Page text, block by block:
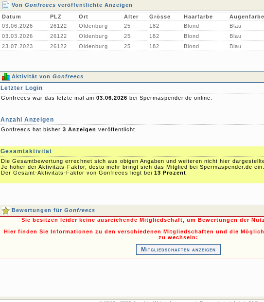
Von Gonfreecs veröffentlichte Anzeigen
Datum PLZ Ort Alter Grösse Haarfarbe Augenfarbe
03.06.2026
26122 Oldenburg 25 182 Blond Blau
03.03.2026
26122 Oldenburg 25 182 Blond Blau
23.07.2023
26122 Oldenburg 25 182 Blond Blau
Aktivität von Gonfreecs
Letzter Login
Gonfreecs war das letzte mal am 03.06.2026 bei Spermaspender.de online.
Anzahl Anzeigen
Gonfreecs hat bisher 3 Anzeigen veröffentlicht.
Gesamtaktivität
Die Gesamtbewertung errechnet sich aus obigen Angaben und weiteren nicht hier
Je höher der Aktivitäts-Faktor, desto mehr bringt sich das Mitglied bei Spermaspender.de ein.
Der Gesamt-Aktivitäts-Faktor von Gonfreecs liegt bei 13 Prozent
Bewertungen für Gonfreecs
Sie besitzen leider keine ausreichende Mitgliedschaft, um Bewertungen der
Hier finden Sie Informationen zu den verschiedenen Mitgliedschaften und die
zu wechseln:
Mitgliedschaften anzeigen